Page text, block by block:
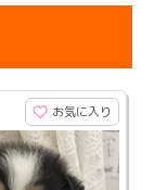
お気に入り